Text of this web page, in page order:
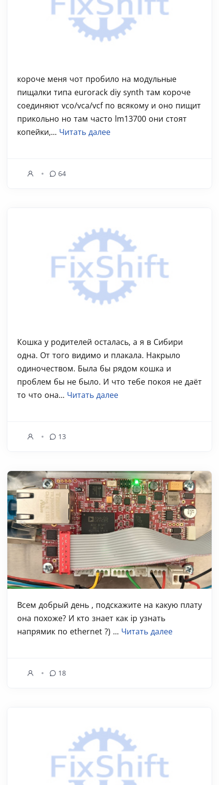
короче меня чот пробило на модульные
пищалки типа eurorack diy synth там короче
соединяют vco/vca/vcf по всякому и оно пищит
прикольно но там часто lm13700 они стоят
копейки,... Читать далее
64
Кошка у родителей осталась, а я в Сибири
одна. От того видимо и плакала. Накрыло
одиночеством. Была бы рядом кошка и
проблем бы не было. И что тебе покоя не даёт
то что она... Читать далее
13
Всем добрый день , подскажите на какую плату
она похоже? И кто знает как ip узнать
напрямик по ethernet ?) ... Читать далее
18